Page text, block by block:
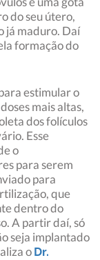
do seu útero,
já maduro. Daí
formação do
estimular o
mais altas,
dos folículos
Esse
o
para serem
para
que
dentro do
A partir daí, só
seja implantado
o Dr.